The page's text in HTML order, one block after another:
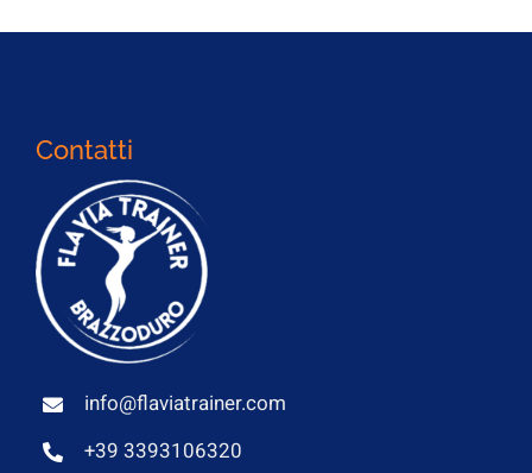
Contatti
info@flaviatrainer.com
+39 3393106320